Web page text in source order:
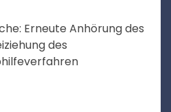
Erneute Anhörung des
des